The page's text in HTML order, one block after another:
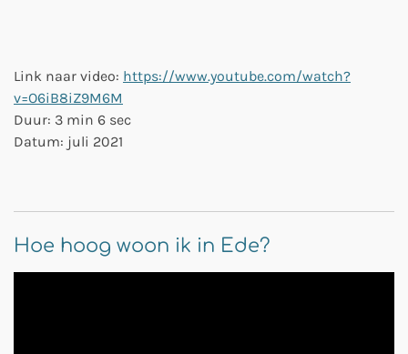
Link naar video: https://www.youtube.com/watch?
v=O6iB8iZ9M6M
Duur: 3 min 6 sec
Datum: juli 2021
Hoe hoog woon ik in Ede?